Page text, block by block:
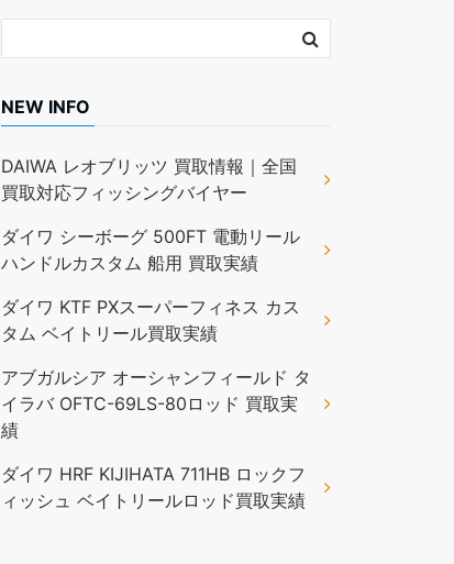
NEW INFO
DAIWA レオブリッツ 買取情報｜全国
買取対応フィッシングバイヤー
ダイワ シーボーグ 500FT 電動リール
ハンドルカスタム 船用 買取実績
ダイワ KTF PXスーパーフィネス カス
タム ベイトリール買取実績
アブガルシア オーシャンフィールド タ
イラバ OFTC-69LS-80ロッド 買取実
績
ダイワ HRF KIJIHATA 711HB ロックフ
ィッシュ ベイトリールロッド買取実績